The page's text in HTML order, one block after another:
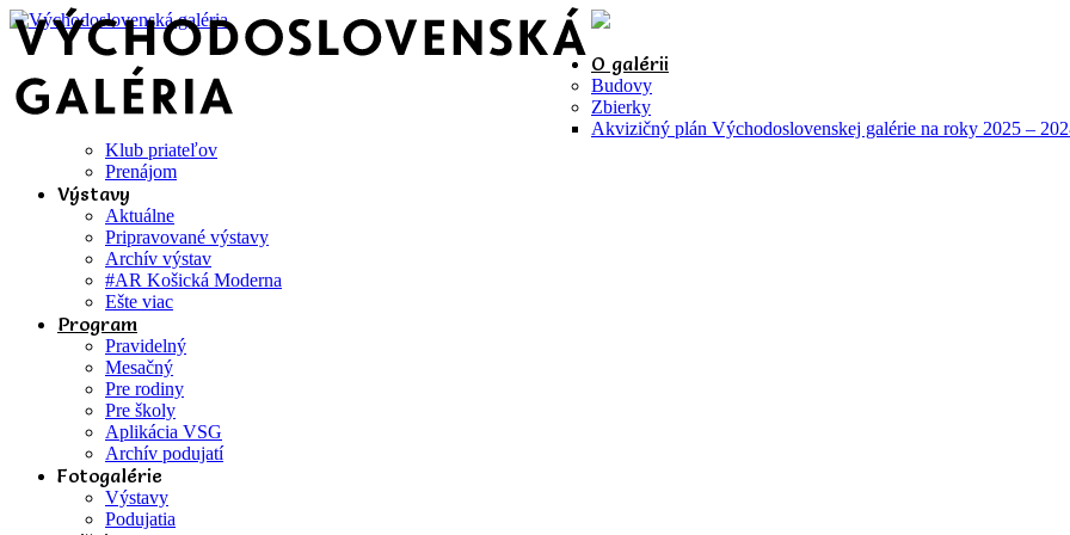
O galérii
Budovy
Zbierky
Akvizičný plán Východoslovenskej galérie na roky 2025 –
Klub priateľov
Prenájom
Výstavy
Aktuálne
Pripravované výstavy
Archív výstav
#AR Košická Moderna
Ešte viac
Program
Pravidelný
Mesačný
Pre rodiny
Pre školy
Aplikácia VSG
Archív podujatí
Fotogalérie
Výstavy
Podujatia